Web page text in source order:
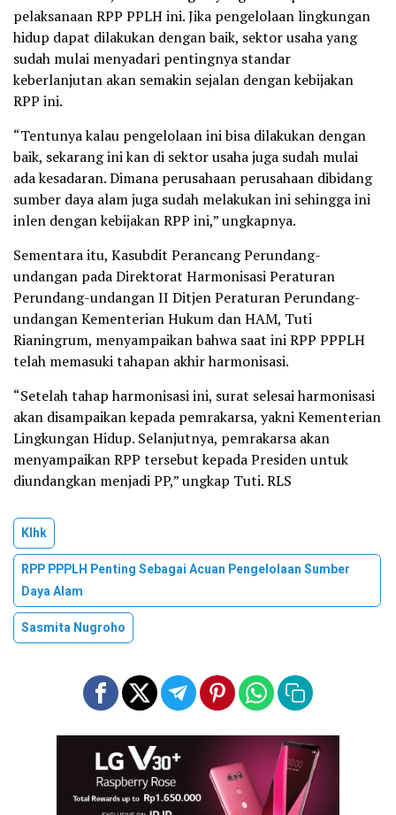
pelaksanaan RPP PPLH ini. Jika pengelolaan lingkungan
hidup dapat dilakukan dengan baik, sektor usaha yang
sudah mulai menyadari pentingnya standar
keberlanjutan akan semakin sejalan dengan kebijakan
RPP ini.
“Tentunya kalau pengelolaan ini bisa dilakukan dengan
baik, sekarang ini kan di sektor usaha juga sudah mulai
ada kesadaran. Dimana perusahaan perusahaan dibidang
sumber daya alam juga sudah melakukan ini sehingga ini
inlen dengan kebijakan RPP ini,” ungkapnya.
Sementara itu, Kasubdit Perancang Perundang-
undangan pada Direktorat Harmonisasi Peraturan
Perundang-undangan II Ditjen Peraturan Perundang-
undangan Kementerian Hukum dan HAM, Tuti
Rianingrum, menyampaikan bahwa saat ini RPP PPPLH
telah memasuki tahapan akhir harmonisasi.
“Setelah tahap harmonisasi ini, surat selesai harmonisasi
akan disampaikan kepada pemrakarsa, yakni Kementerian
Lingkungan Hidup. Selanjutnya, pemrakarsa akan
menyampaikan RPP tersebut kepada Presiden untuk
diundangkan menjadi PP,” ungkap Tuti. RLS
Klhk
RPP PPPLH Penting Sebagai Acuan Pengelolaan Sumber
Daya Alam
Sasmita Nugroho